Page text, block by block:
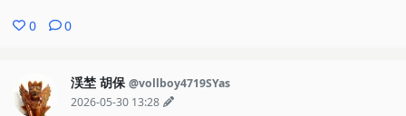
0 0
渓埜 胡保 @vollboy4719SYas
2026-05-30 13:28